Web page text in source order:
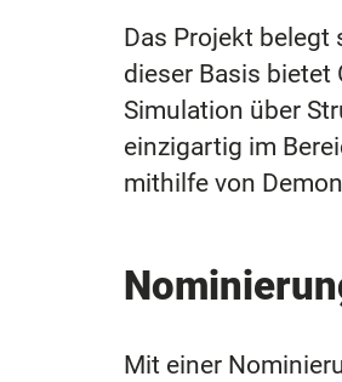
Das Projekt
dieser Basis bietet
Simulation über
einzigartig im
mithilfe von
Mit einer